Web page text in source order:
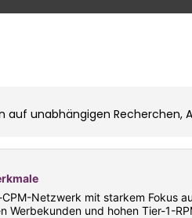
auf unabhängigen Recherchen,
CPM-Netzwerk mit starkem Fokus
Werbekunden und hohen Tier-1-